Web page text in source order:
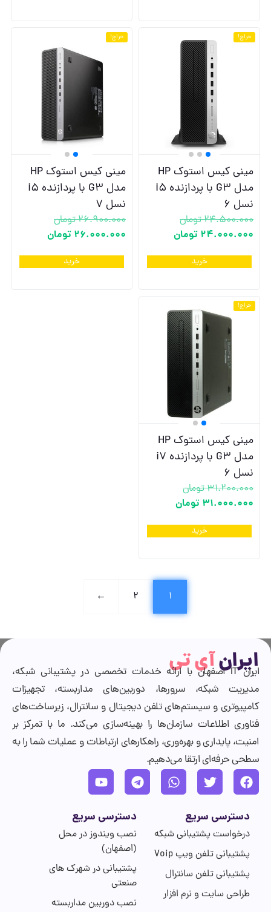
حراج!
مینی کیس استوک HP
مدل G3 با پردازنده i5
نسل 6
24.500.000تومان
24.000.000 تومان
خرید
حراج!
مینی کیس استوک HP
مدل G3 با پردازنده i5
نسل 7
26.900.000تومان
26.000.000 تومان
خرید
حراج!
مینی کیس استوک HP
مدل G3 با پردازنده i7
نسل 6
31.200.000تومان
31.000.000 تومان
خرید
1
2
←
ایرانآی تی
ایران IT اصفهان با ارائه خدمات تخصصی در پشتیبانی شبکه،
مدیریت شبکه، سرورها، دوربین‌های مداربسته، تجهیزات
کامپیوتری و سیستم‌های تلفن دیجیتال و سانترال، زیرساخت‌های
فناوری اطلاعات سازمان‌ها را بهینه‌سازی می‌کند. ما با تمرکز بر
امنیت، پایداری و بهره‌وری، راهکارهای ارتباطات و عملیات شما را به
سطحی حرفه‌ای ارتقا می‌دهیم.
دسترسی سریع
درخواست پشتیبانی شبکه
پشتیبانی تلفن ویپ Voip
پشتیبانی تلفن سانترال
طراحی سایت و نرم افزار
دسترسی سریع
نصب ویندوز در محل
(اصفهان)
پشتیبانی در شهرک های
صنعتی
نصب دوربین مداربسته